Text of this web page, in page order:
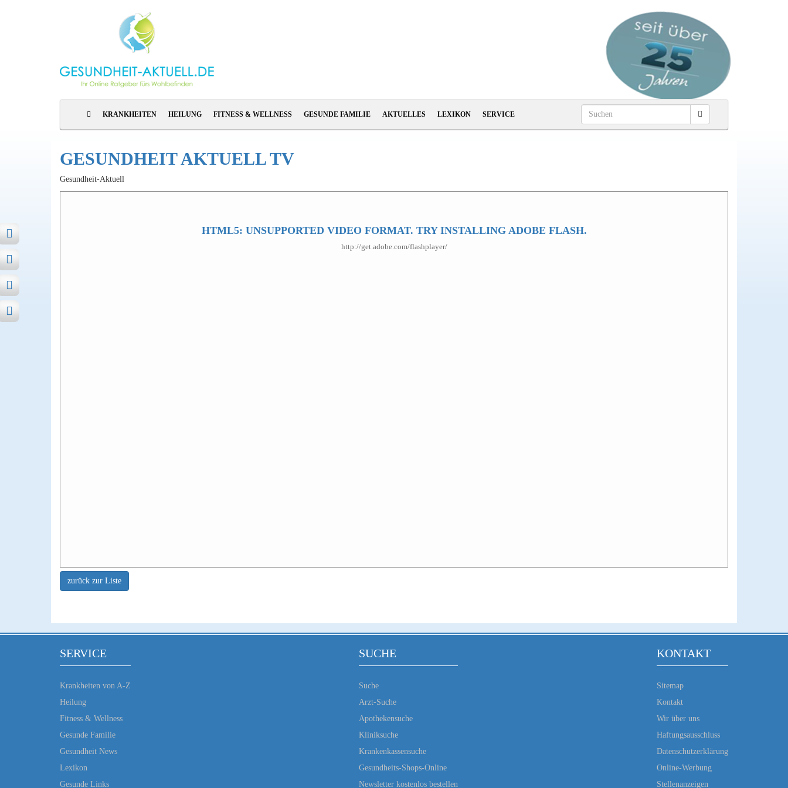
KRANKHEITEN HEILUNG FITNESS & WELLNESS GESUNDE FAMILIE AKTUELLES LEXIKON SERVICE
GESUNDHEIT AKTUELL TV
Gesundheit-Aktuell
HTML5: UNSUPPORTED VIDEO FORMAT. TRY INSTALLING ADOBE FLASH.
http://get.adobe.com/flashplayer/
zurück zur Liste
SERVICE
Krankheiten von A-Z
Heilung
Fitness & Wellness
Gesunde Familie
Gesundheit News
Lexikon
Gesunde Links
SUCHE
Suche
Arzt-Suche
Apothekensuche
Kliniksuche
Krankenkassensuche
Gesundheits-Shops-Online
Newsletter kostenlos bestellen
KONTAKT
Sitemap
Kontakt
Wir über uns
Haftungsausschluss
Datenschutzerklärung
Online-Werbung
Stellenanzeigen